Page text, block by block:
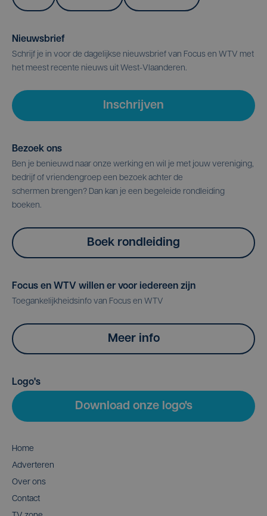
Nieuwsbrief
Schrijf je in voor de dagelijkse nieuwsbrief van Focus en WTV met
het meest recente nieuws uit West-Vlaanderen.
Inschrijven
Bezoek ons
Ben je benieuwd naar onze werking en wil je met jouw vereniging,
bedrijf of vriendengroep een bezoek achter de
schermen brengen? Dan kan je een begeleide rondleiding
boeken.
Boek rondleiding
Focus en WTV willen er voor iedereen zijn
Toegankelijkheidsinfo van Focus en WTV
Meer info
Logo's
Download onze logo's
Home
Adverteren
Over ons
Contact